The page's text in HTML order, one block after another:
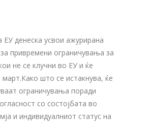
ЕУ денеска усвои ажурирана
привремени ограничувања за
не се клучни во ЕУ и ќе
што се истакнува, ќе
ограничувања поради
со состојбата во
и индивидуалниот статус на